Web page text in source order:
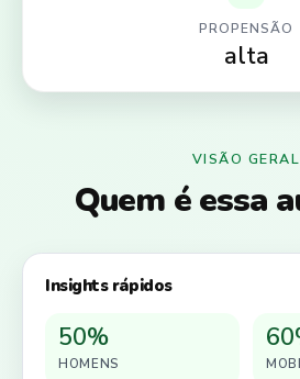
PROPENSÃO
alta
VISÃO GERAL
Quem é essa
Insights rápidos
50%
HOMENS